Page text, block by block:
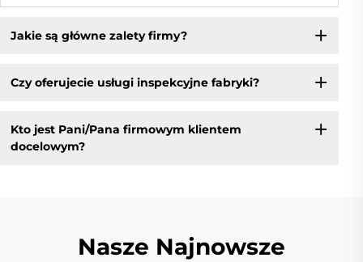
Jakie są główne zalety firmy?
Czy oferujecie usługi inspekcyjne fabryki?
Kto jest Pani/Pana firmowym klientem
docelowym?
Nasze Najnowsze